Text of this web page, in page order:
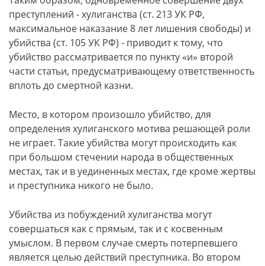
преступлений - хулиганства (ст. 213 УК РФ,
максимальное наказание 8 лет лишения свободы) и
убийства (ст. 105 УК РФ) - приводит к тому, что
убийство рассматривается по пункту «и» второй
части статьи, предусматривающему ответственность
вплоть до смертной казни.
Место, в котором произошло убийство, для
определения хулиганского мотива решающей роли
не играет. Такие убийства могут происходить как
при большом стечении народа в общественных
местах, так и в уединенных местах, где кроме жертвы
и преступника никого не было.
Убийства из побуждений хулиганства могут
совершаться как с прямым, так и с косвенным
умыслом. В первом случае смерть потерпевшего
является целью действий преступника. Во втором